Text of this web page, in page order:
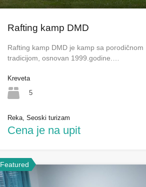
Rafting kamp DMD
Rafting kamp DMD je kamp sa porodičnom
tradicijom, osnovan 1999.godine.…
Kreveta
5
Reka, Seoski turizam
Cena je na upit
Featured